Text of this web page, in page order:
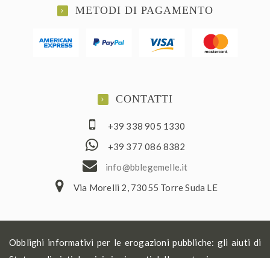
METODI DI PAGAMENTO
CONTATTI
+39 338 905 1330
+39 377 086 8382
ti.el
lemeg
elbb@
ofni
Via Morelli 2, 73055 Torre Suda LE
Obblighi informativi per le erogazioni pubbliche: gli aiuti di